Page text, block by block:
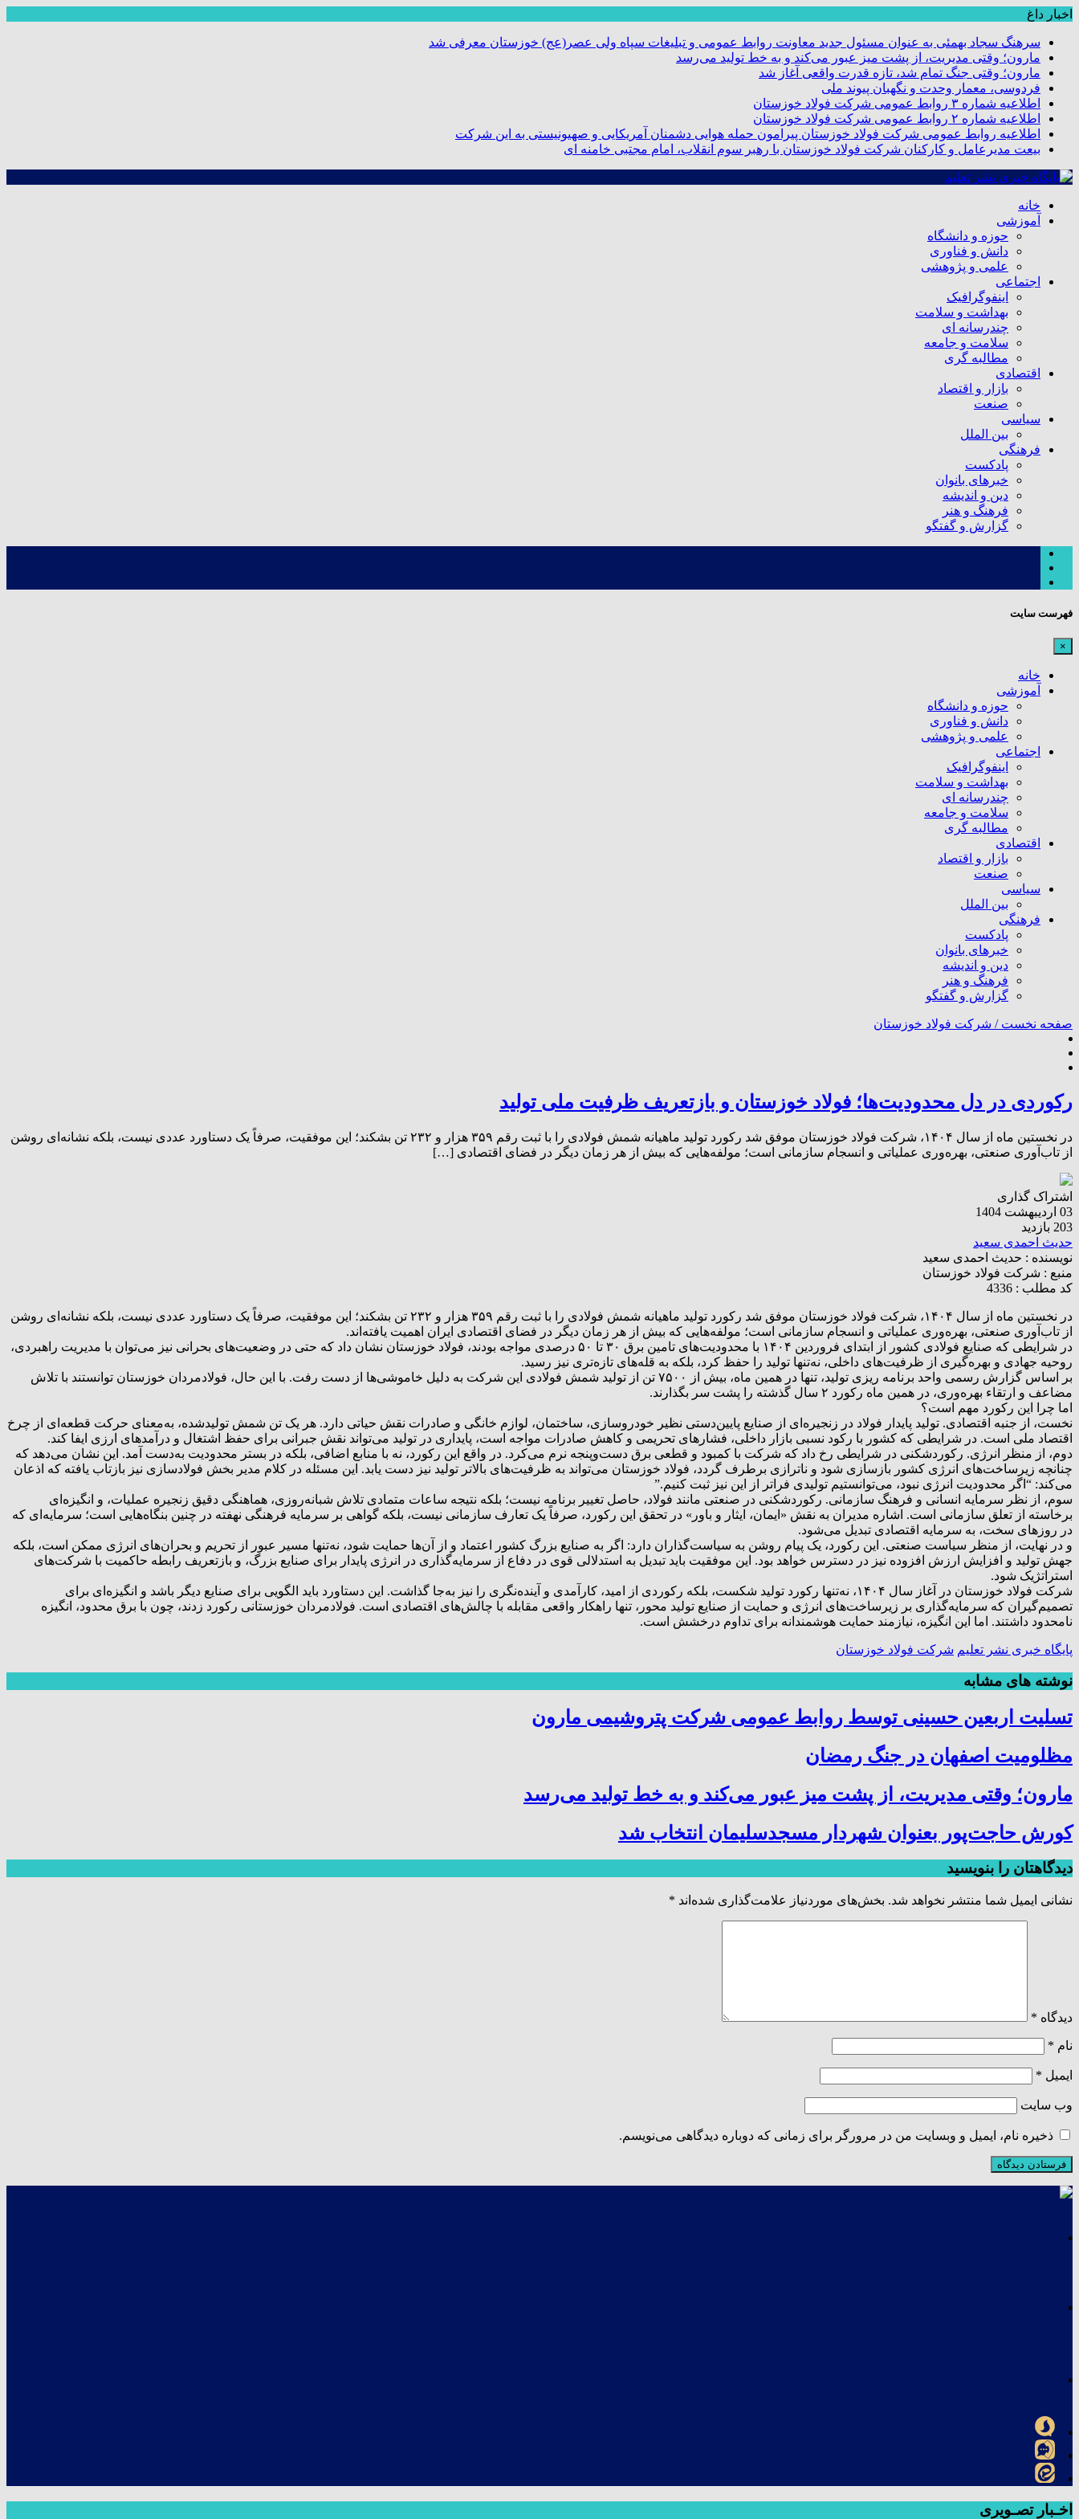
اخبار داغ
سرهنگ سجاد بهمئی به عنوان مسئول جدید معاونت روابط عمومی و تبلیغات سپاه ولی عصر(عج) خوزستان معرفی شد
مارون؛ وقتی مدیریت، از پشت میز عبور می‌کند و به خط تولید می‌رسد
مارون؛ وقتی جنگ تمام شد، تازه قدرت واقعی آغاز شد
فردوسی، معمار وحدت و نگهبان پیوند ملی
اطلاعیه شماره ۳ روابط عمومی شرکت فولاد خوزستان
اطلاعیه شماره ۲ روابط عمومی شرکت فولاد خوزستان
اطلاعیه روابط عمومی شرکت فولاد خوزستان پیرامون حمله هوایی دشمنان آمریکایی و صهیونیستی به این شرکت
بیعت مدیرعامل و کارکنان شرکت فولاد خوزستان با رهبر سوم انقلاب، امام مجتبی خامنه ای
خانه
آموزشی
حوزه و دانشگاه
دانش و فناوری
علمی و پژوهشی
اجتماعی
اینفوگرافیک
بهداشت و سلامت
چندرسانه ای
سلامت و جامعه
مطالبه گری
اقتصادی
بازار و اقتصاد
صنعت
سیاسی
بین الملل
فرهنگی
پادکست
خبرهای بانوان
دین و اندیشه
فرهنگ و هنر
گزارش و گفتگو
فهرست سایت
×
خانه
آموزشی
حوزه و دانشگاه
دانش و فناوری
علمی و پژوهشی
اجتماعی
اینفوگرافیک
بهداشت و سلامت
چندرسانه ای
سلامت و جامعه
مطالبه گری
اقتصادی
بازار و اقتصاد
صنعت
سیاسی
بین الملل
فرهنگی
پادکست
خبرهای بانوان
دین و اندیشه
فرهنگ و هنر
گزارش و گفتگو
صفحه نخست / شرکت فولاد خوزستان
رکوردی در دل محدودیت‌ها؛ فولاد خوزستان و بازتعریف ظرفیت ملی تولید
در نخستین ماه از سال ۱۴۰۴، شرکت فولاد خوزستان موفق شد رکورد تولید ماهیانه شمش فولادی را با ثبت رقم ۳۵۹ هزار و ۲۳۲ تن بشکند؛ این موفقیت، صرفاً یک دستاورد عددی نیست، بلکه نشانه‌ای روشن
از تاب‌آوری صنعتی، بهره‌وری عملیاتی و انسجام سازمانی است؛ مولفه‌هایی که بیش از هر زمان دیگر در فضای اقتصادی […]
اشتراک گذاری
03 اردیبهشت 1404
203 بازدید
حدیث احمدی سعید
نویسنده : حدیث احمدی سعید
منبع : شرکت فولاد خوزستان
کد مطلب : 4336
در نخستین ماه از سال ۱۴۰۴، شرکت فولاد خوزستان موفق شد رکورد تولید ماهیانه شمش فولادی را با ثبت رقم ۳۵۹ هزار و ۲۳۲ تن بشکند؛ این موفقیت، صرفاً یک دستاورد عددی نیست، بلکه نشانه‌ای روشن
از تاب‌آوری صنعتی، بهره‌وری عملیاتی و انسجام سازمانی است؛ مولفه‌هایی که بیش از هر زمان دیگر در فضای اقتصادی ایران اهمیت یافته‌اند.
در شرایطی که صنایع فولادی کشور از ابتدای فروردین ۱۴۰۴ با محدودیت‌های تامین برق ۳۰ تا ۵۰ درصدی مواجه بودند، فولاد خوزستان نشان داد که حتی در وضعیت‌های بحرانی نیز می‌توان با مدیریت راهبردی،
روحیه جهادی و بهره‌گیری از ظرفیت‌های داخلی، نه‌تنها تولید را حفظ کرد، بلکه به قله‌های تازه‌تری نیز رسید.
بر اساس گزارش رسمی واحد برنامه ریزی تولید، تنها در همین ماه، بیش از ۷۵۰۰ تن از تولید شمش فولادی این شرکت به دلیل خاموشی‌ها از دست رفت. با این حال، فولادمردان خوزستان توانستند با تلاش
مضاعف و ارتقاء بهره‌وری، در همین ماه رکورد ۲ سال گذشته را پشت سر بگذارند.
اما چرا این رکورد مهم است؟
نخست، از جنبه اقتصادی. تولید پایدار فولاد در زنجیره‌ای از صنایع پایین‌دستی نظیر خودروسازی، ساختمان، لوازم خانگی و صادرات نقش حیاتی دارد. هر یک تن شمش تولیدشده، به‌معنای حرکت قطعه‌ای از چرخ
اقتصاد ملی است. در شرایطی که کشور با رکود نسبی بازار داخلی، فشارهای تحریمی و کاهش صادرات مواجه است، پایداری در تولید می‌تواند نقش جبرانی برای حفظ اشتغال و درآمدهای ارزی ایفا کند.
دوم، از منظر انرژی. رکوردشکنی در شرایطی رخ داد که شرکت با کمبود و قطعی برق دست‌وپنجه نرم می‌کرد. در واقع این رکورد، نه با منابع اضافی، بلکه در بستر محدودیت به‌دست آمد. این نشان می‌دهد که
چنانچه زیرساخت‌های انرژی کشور بازسازی شود و ناترازی برطرف گردد، فولاد خوزستان می‌تواند به ظرفیت‌های بالاتر تولید نیز دست یابد. این مسئله در کلام مدیر بخش فولادسازی نیز بازتاب یافته که اذعان
می‌کند: “اگر محدودیت انرژی نبود، می‌توانستیم تولیدی فراتر از این نیز ثبت کنیم.”
سوم، از نظر سرمایه انسانی و فرهنگ سازمانی. رکوردشکنی در صنعتی مانند فولاد، حاصل تغییر برنامه نیست؛ بلکه نتیجه ساعات متمادی تلاش شبانه‌روزی، هماهنگی دقیق زنجیره عملیات، و انگیزه‌ای
برخاسته از تعلق سازمانی است. اشاره مدیران به نقش «ایمان، ایثار و باور» در تحقق این رکورد، صرفاً یک تعارف سازمانی نیست، بلکه گواهی بر سرمایه فرهنگی نهفته در چنین بنگاه‌هایی است؛ سرمایه‌ای که
در روزهای سخت، به سرمایه اقتصادی تبدیل می‌شود.
و در نهایت، از منظر سیاست صنعتی. این رکورد، یک پیام روشن به سیاست‌گذاران دارد: اگر به صنایع بزرگ کشور اعتماد و از آن‌ها حمایت شود، نه‌تنها مسیر عبور از تحریم و بحران‌های انرژی ممکن است، بلکه
جهش تولید و افزایش ارزش افزوده نیز در دسترس خواهد بود. این موفقیت باید تبدیل به استدلالی قوی در دفاع از سرمایه‌گذاری در انرژی پایدار برای صنایع بزرگ، و بازتعریف رابطه حاکمیت با شرکت‌های
استراتژیک شود.
شرکت فولاد خوزستان در آغاز سال ۱۴۰۴، نه‌تنها رکورد تولید شکست، بلکه رکوردی از امید، کارآمدی و آینده‌نگری را نیز به‌جا گذاشت. این دستاورد باید الگویی برای صنایع دیگر باشد و انگیزه‌ای برای
تصمیم‌گیران که سرمایه‌گذاری بر زیرساخت‌های انرژی و حمایت از صنایع تولید محور، تنها راهکار واقعی مقابله با چالش‌های اقتصادی است. فولادمردان خوزستانی رکورد زدند، چون با برق محدود، انگیزه
نامحدود داشتند. اما این انگیزه، نیازمند حمایت هوشمندانه برای تداوم درخشش است.
پایگاه خبری نشر تعلیم شرکت فولاد خوزستان
نوشته های مشابه
تسلیت اربعین حسینی توسط روابط عمومی شرکت پتروشیمی مارون
مظلومیت اصفهان در جنگ رمضان
مارون؛ وقتی مدیریت، از پشت میز عبور می‌کند و به خط تولید می‌رسد
کورش حاجت‌پور بعنوان شهردار مسجدسلیمان انتخاب شد
دیدگاهتان را بنویسید
نشانی ایمیل شما منتشر نخواهد شد. بخش‌های موردنیاز علامت‌گذاری شده‌اند *
دیدگاه *
نام *
ایمیل *
وب‌ سایت
ذخیره نام، ایمیل و وبسایت من در مرورگر برای زمانی که دوباره دیدگاهی می‌نویسم.
اخـبار تصـویری